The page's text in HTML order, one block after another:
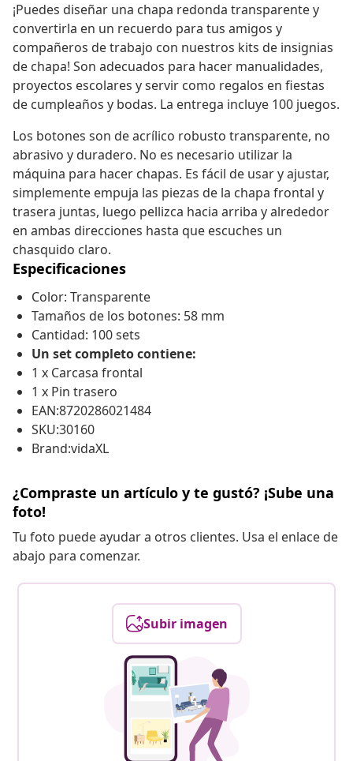
¡Puedes diseñar una chapa redonda transparente y
convertirla en un recuerdo para tus amigos y
compañeros de trabajo con nuestros kits de insignias
de chapa! Son adecuados para hacer manualidades,
proyectos escolares y servir como regalos en fiestas
de cumpleaños y bodas. La entrega incluye 100 juegos.
Los botones son de acrílico robusto transparente, no
abrasivo y duradero. No es necesario utilizar la
máquina para hacer chapas. Es fácil de usar y ajustar,
simplemente empuja las piezas de la chapa frontal y
trasera juntas, luego pellizca hacia arriba y alrededor
en ambas direcciones hasta que escuches un
chasquido claro.
Especificaciones
Color: Transparente
Tamaños de los botones: 58 mm
Cantidad: 100 sets
Un set completo contiene:
1 x Carcasa frontal
1 x Pin trasero
EAN:8720286021484
SKU:30160
Brand:vidaXL
¿Compraste un artículo y te gustó? ¡Sube una
foto!
Tu foto puede ayudar a otros clientes. Usa el enlace de
abajo para comenzar.
Subir imagen